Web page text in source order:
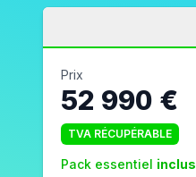
Prix
52 990 €
TVA RÉCUPÉRABLE
Pack essentiel inclus